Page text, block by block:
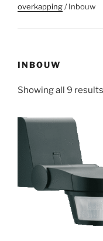
overkapping/ Inbouw
INBOUW
Showing all 9 results